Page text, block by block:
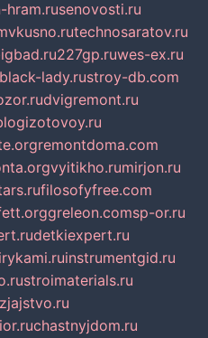
hram.rusenovosti.ru
technosaratov.ru
227gp.ruwes-ex.ru
black-lady.rustroy-db.com
dvigremont.ru
remontdoma.com
vyitikho.rumirjon.ru
filosofyfree.com
greleon.comsp-or.ru
detkiexpert.ru
instrumentgid.ru
stroimaterials.ru
chastnyjdom.ru